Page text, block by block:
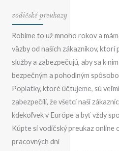
vodičské preukazy
Robíme to už mnoho rokov a
väzby od našich zákazníkov, ktorí
služby a zabezpečujú, aby sa k
bezpečným a pohodlným
Poplatky, ktoré účtujeme, sú
zabezpečili, že všetci naši
kdekoľvek v Európe a byť vždy
Kúpte si vodičský preukaz online
pracovných dní